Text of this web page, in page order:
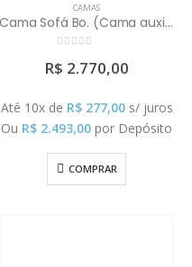
CAMAS
Cama Sofá Bo. (Cama auxiliar e colchões não inclusos)
R$ 2.770,00
Até 10x de R$277,00 s/ juros
Ou R$ 2.493,00 por Depósito
COMPRAR